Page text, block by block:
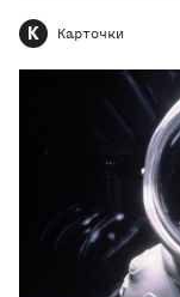
К Карточки